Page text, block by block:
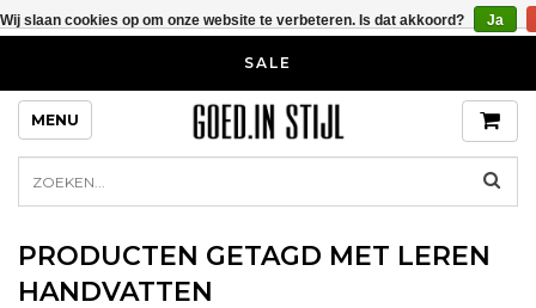
SALE
MENU
PRODUCTEN GETAGD MET LEREN
HANDVATTEN
Wij slaan cookies op om onze website te verbeteren. Is dat akkoord? Ja